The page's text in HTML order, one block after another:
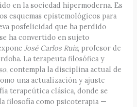
en la sociedad hipermoderna. Es
esquemas epistemológicos para
posfelicidad que ha perdido
ha convertido en sujeto
José Carlos Ruiz, profesor de
La terapeuta filosófica y
, contempla la disciplina actual de
una actualización y ajuste
terapeútica clásica, donde se
filosofía como psicoterapia —